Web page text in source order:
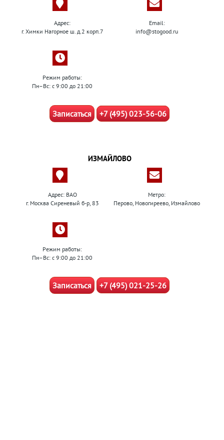
Адрес:
г. Химки Нагорное ш. д.2 корп.7
Email:
info@stogood.ru
Режим работы:
Пн–Вс: с 9:00 до 21:00
Записаться +7 (495) 023-56-06
ИЗМАЙЛОВО
Адрес: ВАО
г. Москва Сиреневый б-р, 83
Метро:
Перово, Новогиреево, Измайлово
Режим работы:
Пн–Вс: с 9:00 до 21:00
Записаться +7 (495) 021-25-26